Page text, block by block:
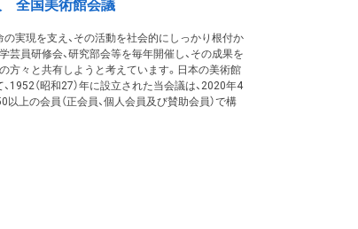
全国美術館会議
実現を支え、その活動を社会的にしっかり根付か
芸員研修会、研究部会等を毎年開催し、その成果を
の方々と共有しようと考えています。日本の美術館
1952（昭和27）年に設立された当会議は、2020年4
上の会員（正会員、個人会員及び賛助会員）で構